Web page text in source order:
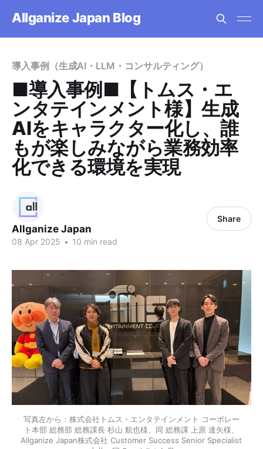
Allganize Japan Blog
導入事例（生成AI・LLM・コンサルティング）
■導入事例■【トムス・エ
ンタテインメント様】生成
AIをキャラクター化し、誰
もが楽しみながら業務効率
化できる環境を実現
Allganize Japan
08 Apr 2025 • 10 min read
Share
写真左から：株式会社トムス・エンタテインメント コーポレー
ト本部 総務部 総務課長 杉山 航也様、同 総務課 上原 達矢様、
Allganize Japan株式会社 Customer Success Senior Specialist